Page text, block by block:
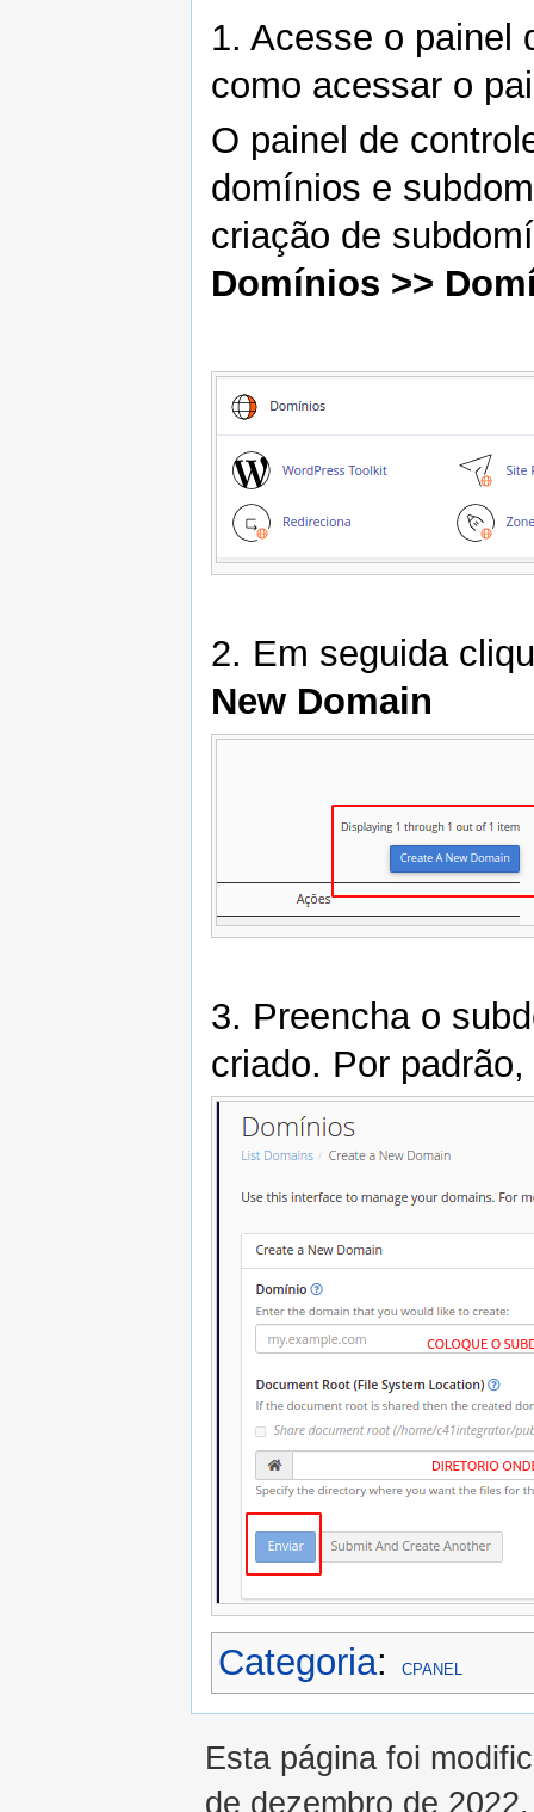
1. Acesse o painel
como acessar o
O painel de
domínios e
criação de
Domínios >>
2. Em seguida
New Domain
3. Preencha o
criado. Por
Categoria: CPANEL
Esta página foi
de dezembro de 2022.